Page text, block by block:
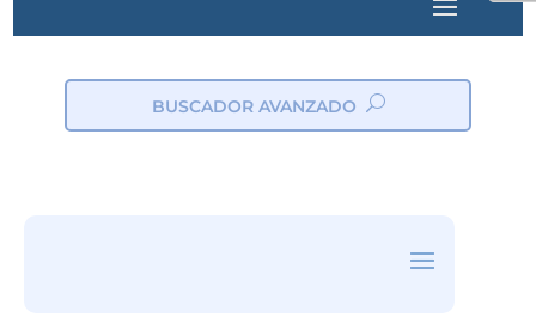
BUSCADOR AVANZADO